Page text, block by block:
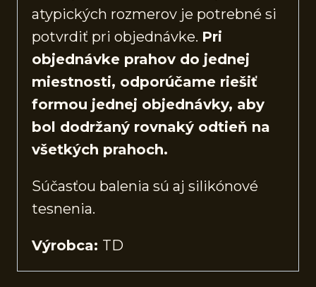
atypických rozmerov je potrebné si
potvrdiť pri objednávke. Pri
objednávke prahov do jednej
miestnosti, odporúčame riešiť
formou jednej objednávky, aby
bol dodržaný rovnaký odtieň na
všetkých prahoch.
Súčasťou balenia sú aj silikónové
tesnenia.
Výrobca: TD